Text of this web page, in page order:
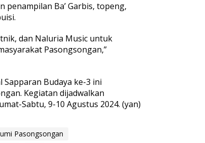
penampilan Ba’ Garbis, topeng,
dan Naluria Music untuk
Pasongsongan,”
Sapparan Budaya ke-3 ini
Kegiatan dijadwalkan
Sabtu, 9-10 Agustus 2024. (yan)
Pasongsongan